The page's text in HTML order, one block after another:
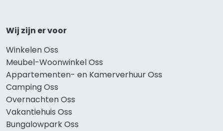
Wij zijn er voor
Winkelen Oss
Meubel-Woonwinkel Oss
Appartementen- en Kamerverhuur Oss
Camping Oss
Overnachten Oss
Vakantiehuis Oss
Bungalowpark Oss